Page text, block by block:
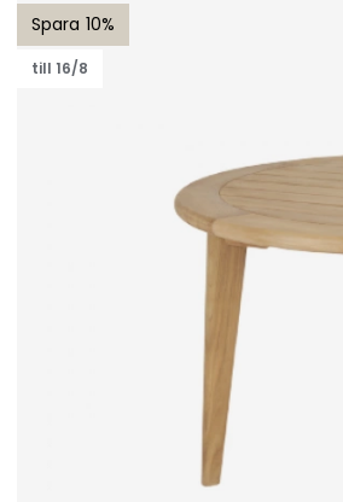
10
till 16/8